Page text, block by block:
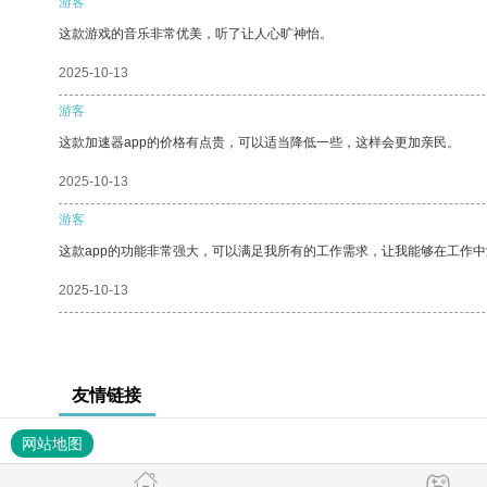
这款游戏的音乐非常优美，听了让人心旷神怡。
2025-10-13
游客
这款加速器app的价格有点贵，可以适当降低一些，这样会更加亲民。
2025-10-13
游客
这款app的功能非常强大，可以满足我所有的工作需求，让我能够在工作中
2025-10-13
友情链接
网站地图